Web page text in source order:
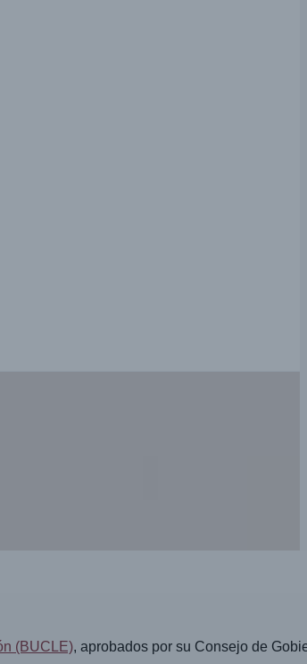
(BUCLE), aprobados por su Consejo de